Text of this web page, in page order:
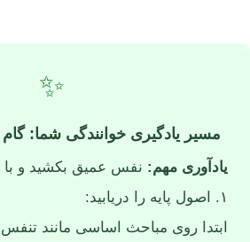
✨
مسیر یادگیری خوانندگی شما:
یادآوری مهم: نفس عمیق بکشید و با
۱. اصول پایه را دریابید:
ابتدا روی مباحث اساسی مانند